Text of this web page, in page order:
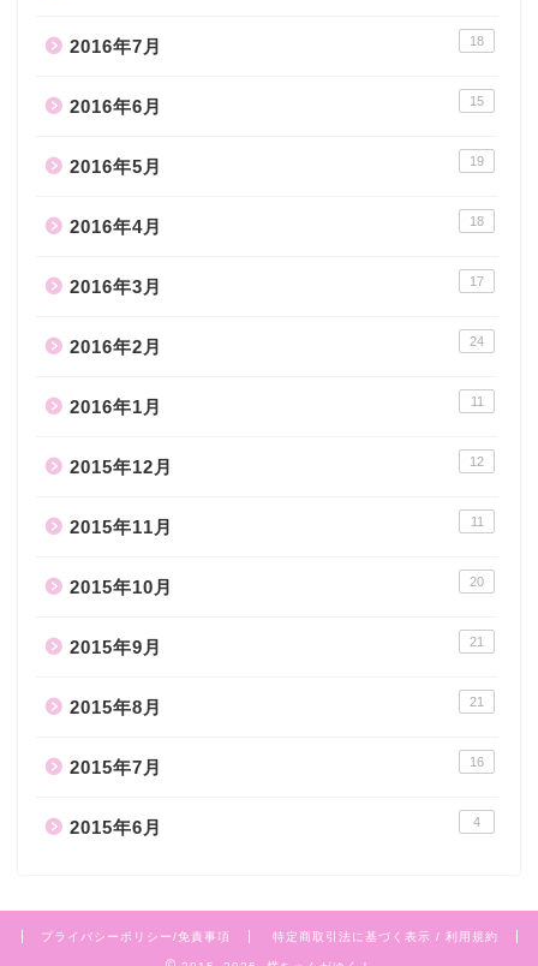
2016年7月 18
2016年6月 15
2016年5月 19
2016年4月 18
2016年3月 17
2016年2月 24
2016年1月 11
2015年12月 12
2015年11月 11
2015年10月 20
2015年9月 21
2015年8月 21
2015年7月 16
2015年6月 4
プライバシーポリシー/免責事項 特定商取引法に基づく表示 / 利用規約